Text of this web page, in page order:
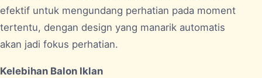
efektif untuk mengundang perhatian pada moment
tertentu, dengan design yang manarik automatis
akan jadi fokus perhatian.
Kelebihan Balon Iklan